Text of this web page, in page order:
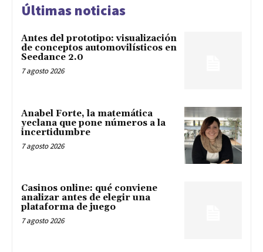
Últimas noticias
Antes del prototipo: visualización
de conceptos automovilísticos en
Seedance 2.0
7 agosto 2026
Anabel Forte, la matemática
yeclana que pone números a la
incertidumbre
7 agosto 2026
Casinos online: qué conviene
analizar antes de elegir una
plataforma de juego
7 agosto 2026